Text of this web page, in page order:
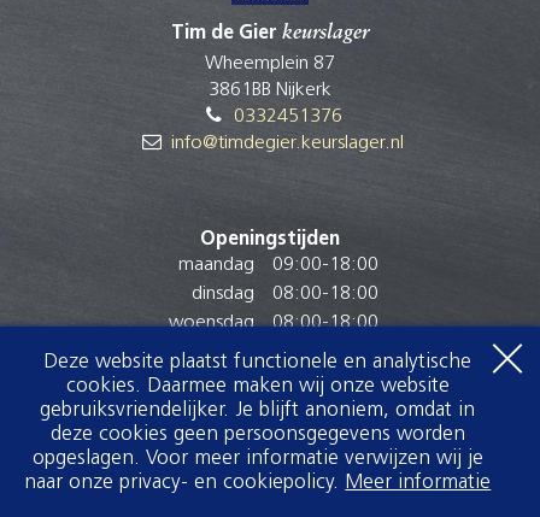
Tim de Gier keurslager
Wheemplein 87
3861BB Nijkerk
0332451376
info@timdegier.keurslager.nl
Openingstijden
maandag
09:00-18:00
dinsdag
08:00-18:00
woensdag
08:00-18:00
donderdag
08:00 -
vrijdag
08:00- 18:30
zaterdag
07:30-16:30
zondag
Gesloten
Deze website plaatst functionele en analytische
cookies. Daarmee maken wij onze website
gebruiksvriendelijker. Je blijft anoniem, omdat in
deze cookies geen persoonsgegevens worden
opgeslagen. Voor meer informatie verwijzen wij je
naar onze privacy- en cookiepolicy. Meer informatie